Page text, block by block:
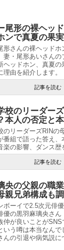
尾形の裸ヘッ
ンで真夏の果
形さんの裸ヘッドホ
妻・尾形あいさん
ヘッドホン、真夏
理由を紹介します。
記事を読む
校のリーダー
本人の否定と
のリーダーズRINの
番組で語った答え、
楽の影響、ダンス歴
記事を読む
央の父親の職
親兄弟構成も調
ボーイで2.5次元俳
優の黒羽麻璃央さ
仲が良いことが
いう噂は本当なん
んの引退や病気説に